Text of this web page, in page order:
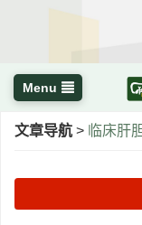
Menu
文章导航 > 临床肝